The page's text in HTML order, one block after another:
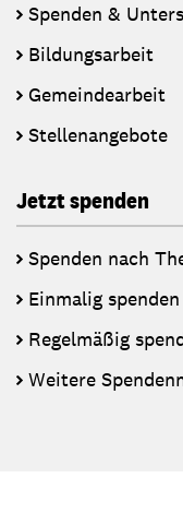
Spenden &
Bildungsarbeit
Gemeindearbeit
Stellenangebote
Jetzt spenden
Spenden nach
Einmalig spenden
Regelmäßig
Weitere